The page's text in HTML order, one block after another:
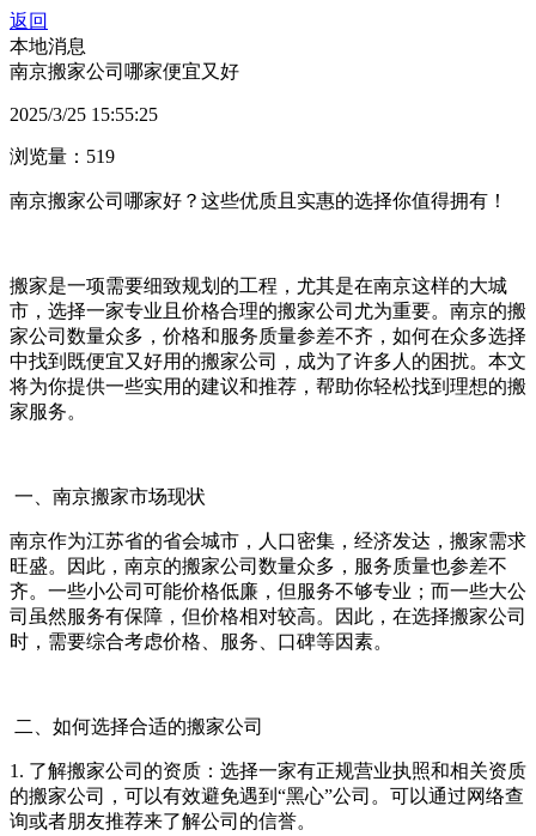
返回
本地消息
南京搬家公司哪家便宜又好
2025/3/25 15:55:25
浏览量：519
南京搬家公司哪家好？这些优质且实惠的选择你值得拥有！
搬家是一项需要细致规划的工程，尤其是在南京这样的大城
市，选择一家专业且价格合理的搬家公司尤为重要。南京的搬
家公司数量众多，价格和服务质量参差不齐，如何在众多选择
中找到既便宜又好用的搬家公司，成为了许多人的困扰。本文
将为你提供一些实用的建议和推荐，帮助你轻松找到理想的搬
家服务。
一、南京搬家市场现状
南京作为江苏省的省会城市，人口密集，经济发达，搬家需求
旺盛。因此，南京的搬家公司数量众多，服务质量也参差不
齐。一些小公司可能价格低廉，但服务不够专业；而一些大公
司虽然服务有保障，但价格相对较高。因此，在选择搬家公司
时，需要综合考虑价格、服务、口碑等因素。
二、如何选择合适的搬家公司
1. 了解搬家公司的资质：选择一家有正规营业执照和相关资质
的搬家公司，可以有效避免遇到“黑心”公司。可以通过网络查
询或者朋友推荐来了解公司的信誉。